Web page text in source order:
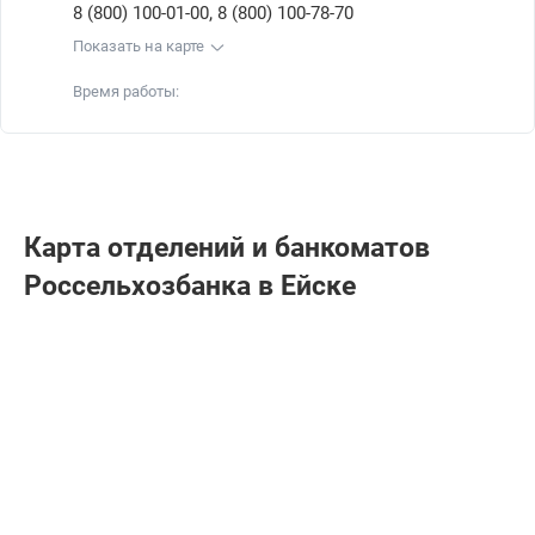
8 (800) 100-01-00, 8 (800) 100-78-70
Показать на карте
Время работы:
Карта отделений и банкоматов
Россельхозбанкa в Ейске